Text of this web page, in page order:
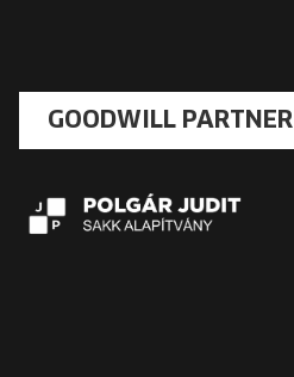
GOODWILL PARTNER